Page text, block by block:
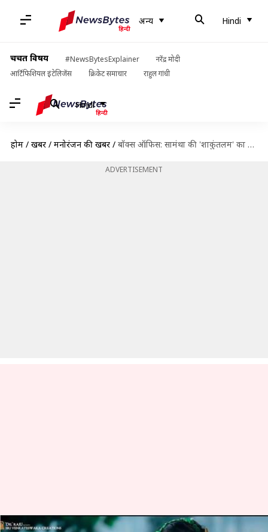
अन्य Hindi
चर्चित विषय #NewsBytesExplainer
नरेंद्र मोदी
आर्टिफिशियल इंटेलिजेंस
क्रिकेट समाचार राहुल गांधी
Hindi
होम / खबरें / मनोरंजन की खबरें / बॉक्स ऑफिस: सामंथा की 'शाकुंतलम' का संघर्ष जारी, चौथे दिन लाखों में सिमट गई कमाई
ADVERTISEMENT